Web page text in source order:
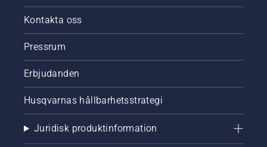
Kontakta oss
Pressrum
Erbjudanden
Husqvarnas hållbarhetsstrategi
Juridisk produktinformation